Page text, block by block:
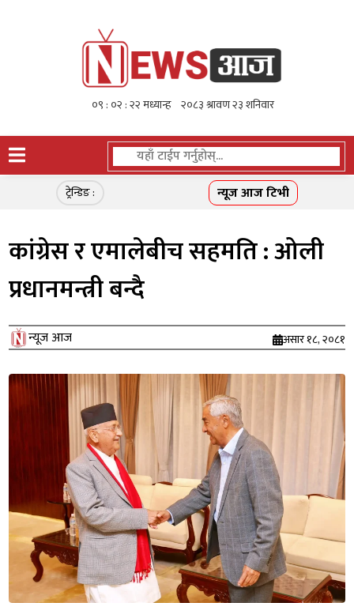
ट्रेन्डिङ : न्यूज आज टिभी
कांग्रेस र एमालेबीच सहमति : ओली
प्रधानमन्त्री बन्दै
न्यूज आज असार १८, २०८१